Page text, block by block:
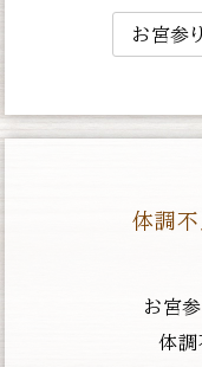
お宮参
体調
お宮
体調